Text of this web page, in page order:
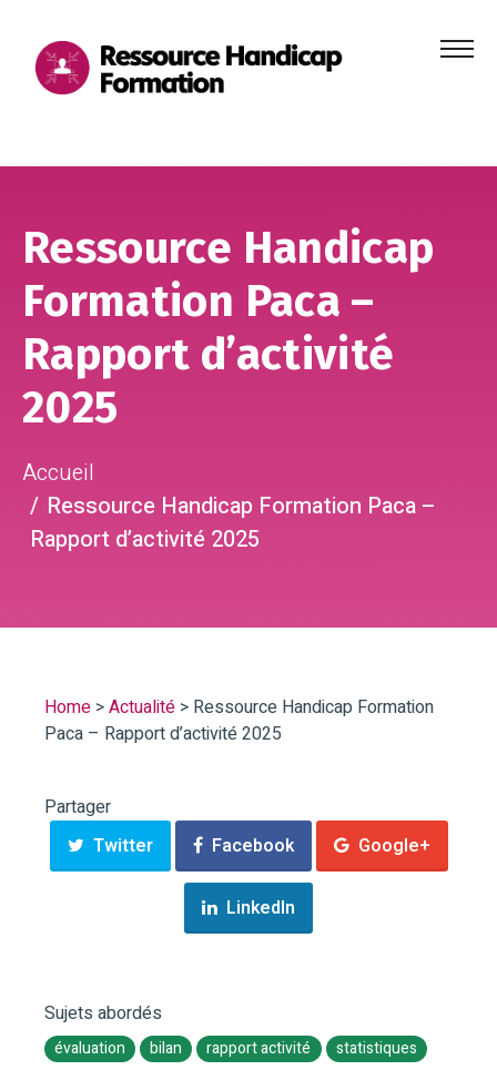
Menu
Ressource Handicap
Formation Paca –
Rapport d’activité
2025
Accueil
Ressource Handicap Formation Paca –
Rapport d’activité 2025
Home >Actualité > Ressource Handicap Formation
Paca – Rapport d’activité 2025
Partager
Twitter
Facebook Google+
LinkedIn
Sujets abordés
évaluation bilan rapport activité
statistiques